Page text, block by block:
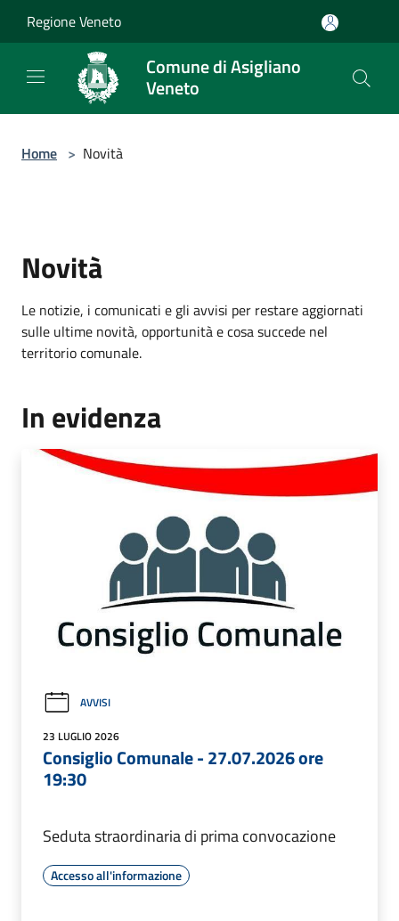
Regione Veneto
Comune di Asigliano
Veneto
Home > Novità
Novità
Le notizie, i comunicati e gli avvisi per restare aggiornati
sulle ultime novità, opportunità e cosa succede nel
territorio comunale.
In evidenza
AVVISI
23 LUGLIO 2026
Consiglio Comunale - 27.07.2026 ore
19:30
Seduta straordinaria di prima convocazione
Accesso all'informazione